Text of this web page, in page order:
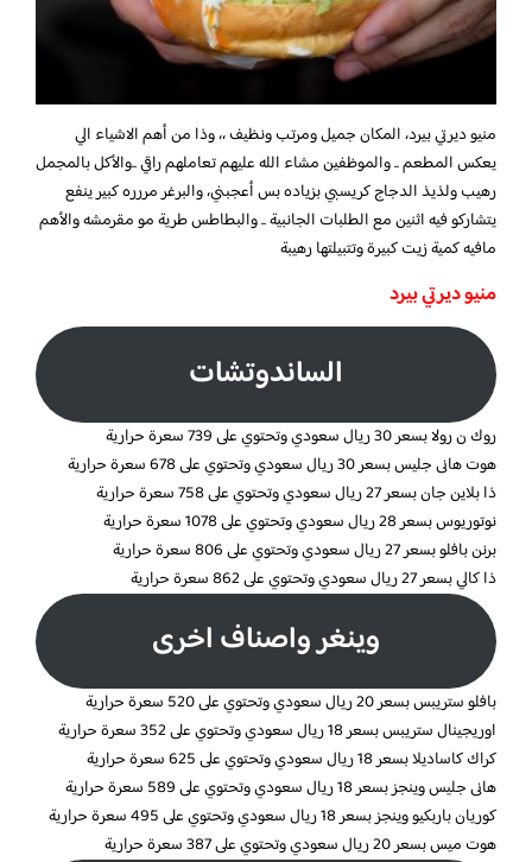
منيو ديرتي بيرد، المكان جميل ومرتب ونظيف ،، وذا من أهم الاشياء الي
يعكس المطعم .. والموظفين مشاء الله عليهم تعاملهم راقي ..والأكل بالمجمل
رهيب ولذيذ الدجاج كريسبي بزياده بس أعجبني، والبرغر مررره كبير ينفع
يتشاركو فيه اثنين مع الطلبات الجانبية .. والبطاطس طرية مو مقرمشه والأهم
مافيه كمية زيت كبيرة وتتبيلتها رهيبة
منيو ديرتي بيرد
الساندوتشات
روك ن رولا بسعر 30 ريال سعودي وتحتوي على 739 سعرة حرارية
هوت هانى جليس بسعر 30 ريال سعودي وتحتوي على 678 سعرة حرارية
ذا بلاين جان بسعر 27 ريال سعودي وتحتوي على 758 سعرة حرارية
نوتوريوس بسعر 28 ريال سعودي وتحتوي على 1078 سعرة حرارية
برنن بافلو بسعر 27 ريال سعودي وتحتوي على 806 سعرة حرارية
ذا كالي بسعر 27 ريال سعودي وتحتوي على 862 سعرة حرارية
وينغر واصناف اخرى
بافلو ستريبس بسعر 20 ريال سعودي وتحتوي على 520 سعرة حرارية
اوريجينال ستريبس بسعر 18 ريال سعودي وتحتوي على 352 سعرة حرارية
كراك كاساديلا بسعر 18 ريال سعودي وتحتوي على 625 سعرة حرارية
هانى جليس وينجز بسعر 18 ريال سعودي وتحتوي على 589 سعرة حرارية
كوريان باربكيو وينجز بسعر 18 ريال سعودي وتحتوي على 495 سعرة حرارية
هوت ميس بسعر 20 ريال سعودي وتحتوي على 387 سعرة حرارية